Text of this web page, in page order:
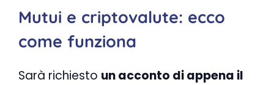
Mutui e criptovalute: ecco
come funziona
Sarà richiesto un acconto di appena il